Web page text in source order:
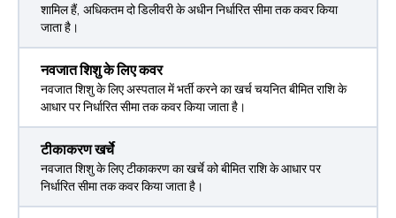
शामिल हैं, अधिकतम दो डिलीवरी के अधीन निर्धारित सीमा तक कवर किया
जाता है।
नवजात शिशु के लिए कवर
नवजात शिशु के लिए अस्पताल में भर्ती करने का खर्च चयनित बीमित राशि के
आधार पर निर्धारित सीमा तक कवर किया जाता है।
टीकाकरण खर्चे
नवजात शिशु के लिए टीकाकरण का खर्चे को बीमित राशि के आधार पर
निर्धारित सीमा तक कवर किया जाता है।